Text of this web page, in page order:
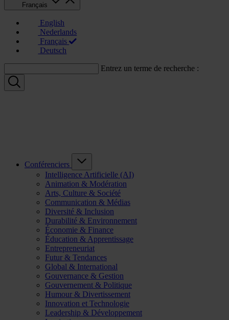
Français
English
Nederlands
Français
Deutsch
Entrez un terme de recherche :
Conférenciers
Intelligence Artificielle (AI)
Animation & Modération
Arts, Culture & Société
Communication & Médias
Diversité & Inclusion
Durabilité & Environnement
Économie & Finance
Éducation & Apprentissage
Entrepreneuriat
Futur & Tendances
Global & International
Gouvernance & Gestion
Gouvernement & Politique
Humour & Divertissement
Innovation et Technologie
Leadership & Développement